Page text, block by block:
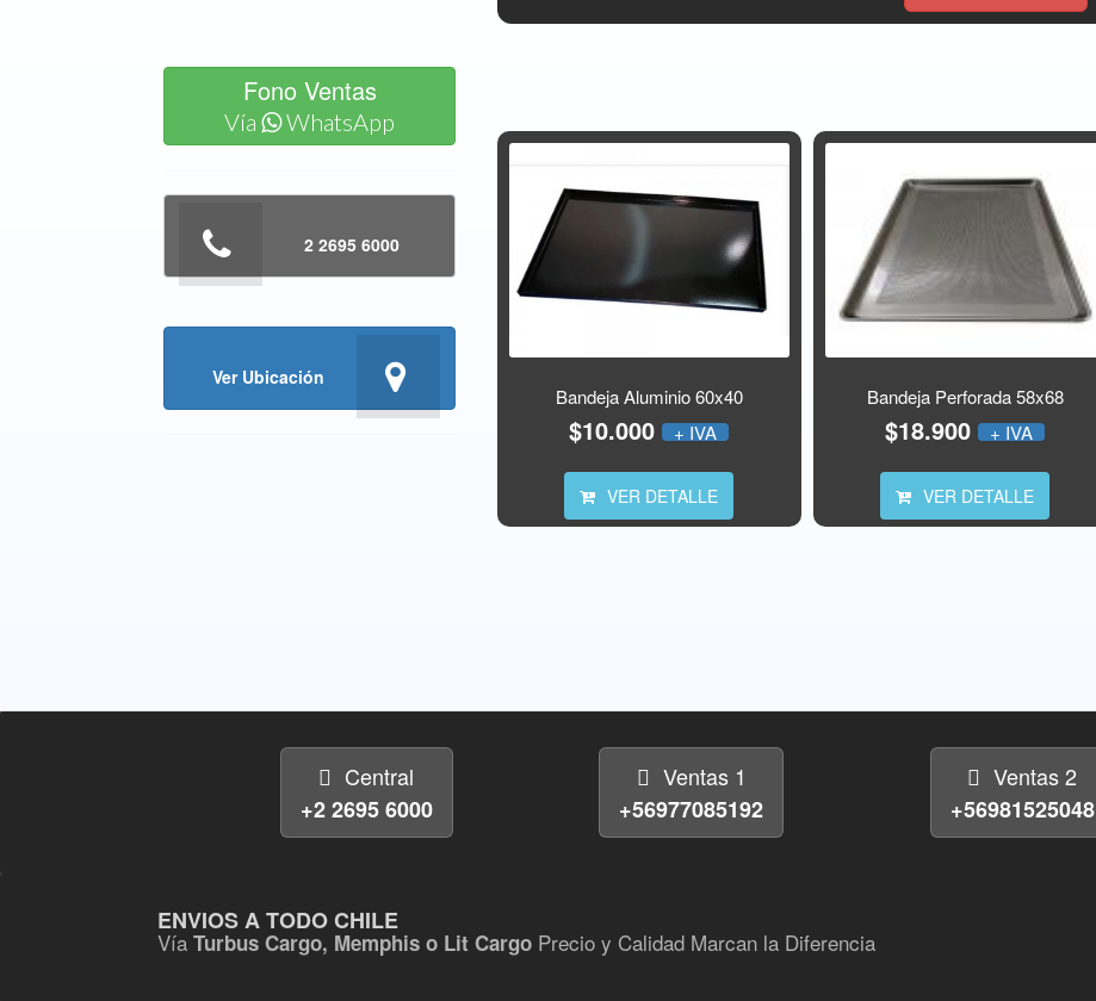
Bandeja Aluminio 60x40
$10.000 + IVA
VER DETALLE
Bandeja Perforada 58x68
$18.900 + IVA
VER DETALLE
Fono Ventas
Vía WhatsApp
2 2695 6000
Ver Ubicación
Central
+2 2695 6000
Ventas 1
+56977085192
Ventas 2
+56981525048
ENVIOS A TODO CHILE
Vía Turbus Cargo, Memphis o Lit Cargo Precio y Calidad Marcan la Diferencia